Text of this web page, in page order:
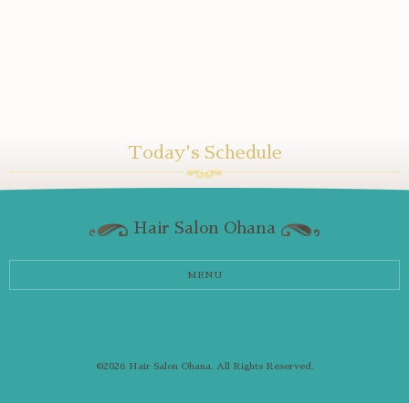
Today's Schedule
Hair Salon Ohana
MENU
©2026 Hair Salon Ohana. All Rights Reserved.